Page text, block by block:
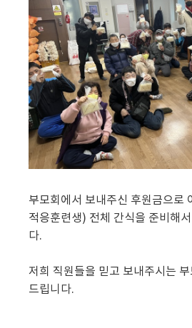
부모회에서 보내주신 후원금으로
적응훈련생) 전체 간식을 준비해
다.
저희 직원들을 믿고 보내주시는
드립니다.